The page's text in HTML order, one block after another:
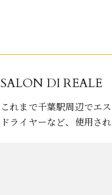
SALON DI REALE
これまで千葉駅周辺でエ
ドライヤーなど、使用さ